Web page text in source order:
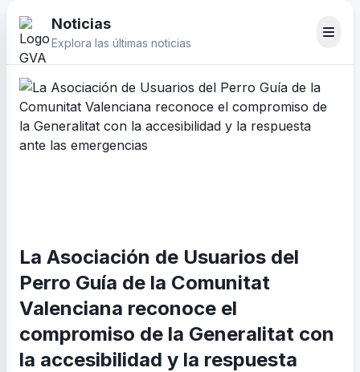
Noticias
Explora las últimas noticias
La Asociación de Usuarios del
Perro Guía de la Comunitat
Valenciana reconoce el
compromiso de la Generalitat con
la accesibilidad y la respuesta